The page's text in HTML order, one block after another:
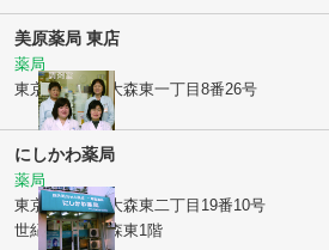
美原薬局 東店
薬局
東京都大田区 大森東一丁目8番26号
にしかわ薬局
薬局
東京都大田区大森東二丁目19番10号
世紀コーポ大森東1階